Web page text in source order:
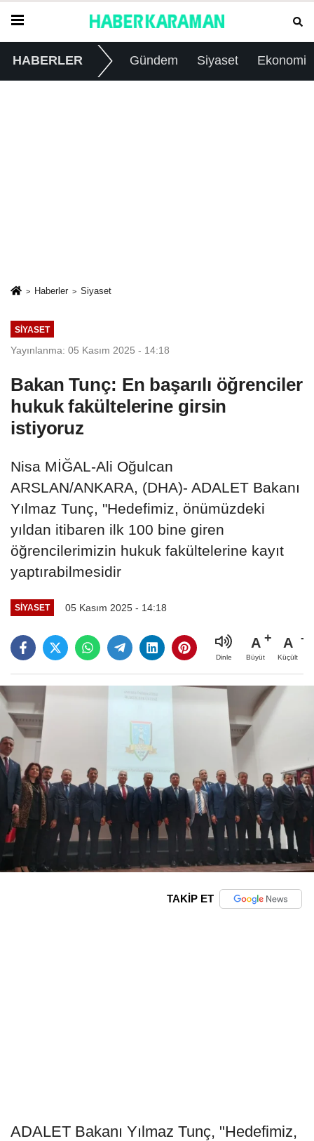
HABERLER Gündem Siyaset Ekonomi
Haberler Siyaset
SIYASET
Yayınlanma: 05 Kasım 2025 - 14:18
Bakan Tunç: En başarılı öğrenciler
hukuk fakültelerine girsin
istiyoruz
Nisa MİĞAL-Ali Oğulcan
ARSLAN/ANKARA, (DHA)- ADALET Bakanı
Yılmaz Tunç, "Hedefimiz, önümüzdeki
yıldan itibaren ilk 100 bine giren
öğrencilerimizin hukuk fakültelerine kayıt
yaptırabilmesidir
SIYASET 05 Kasım 2025 - 14:18
Dinle
A
Büyüt
A
Küçült
TAKİP ET
ADALET Bakanı Yılmaz Tunç, "Hedefimiz,